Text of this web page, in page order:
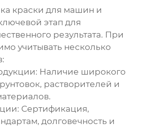
краски для машин и
этап для
результата. При
учитывать несколько
Наличие широкого
растворителей и
Сертификация,
долговечность и